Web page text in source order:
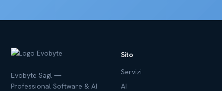
Evobyte Sagl —
Professional Software & AI
Sito
Servizi
AI